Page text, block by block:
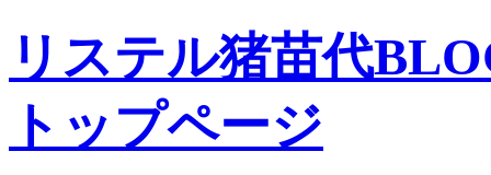
リステル猪苗代
トップページ